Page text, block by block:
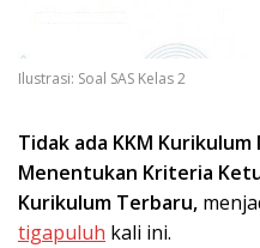
Ilustrasi: Soal SAS Kelas 2
Tidak ada KKM
Menentukan Kriteria
Kurikulum Terbaru,
tigapuluh kali ini.